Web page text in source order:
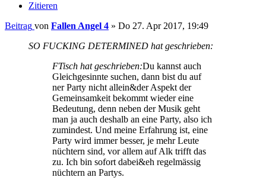
Zitieren
Beitrag von Fallen Angel 4 » Do 27. Apr 2017, 19:49
SO FUCKING DETERMINED hat geschrieben:
FTisch hat geschrieben:Du kannst auch
Gleichgesinnte suchen, dann bist du auf
ner Party nicht allein&der Aspekt der
Gemeinsamkeit bekommt wieder eine
Bedeutung, denn neben der Musik geht
man ja auch deshalb an eine Party, also ich
zumindest. Und meine Erfahrung ist, eine
Party wird immer besser, je mehr Leute
nüchtern sind, vor allem auf Alk trifft das
zu. Ich bin sofort dabei&eh regelmässig
nüchtern an Partys.